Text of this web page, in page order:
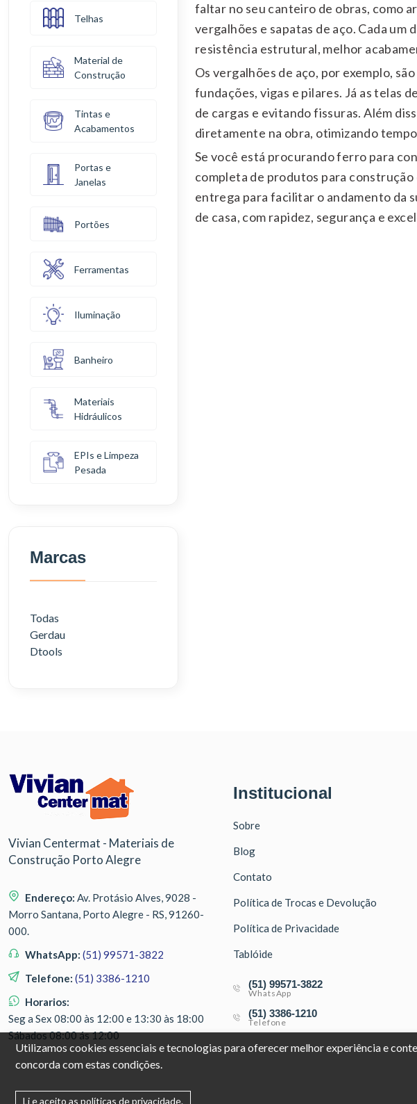
faltar no seu canteiro de obras, como
vergalhões e sapatas de aço. Cada
resistência estrutural, melhor
Os vergalhões de aço, por exemplo,
fundações, vigas e pilares. Já as telas
de cargas e evitando fissuras. Além
diretamente na obra, otimizando
Se você está procurando ferro para
completa de produtos para
entrega para facilitar o andamento da
de casa, com rapidez, segurança e
Telhas
Material de
Construção
Tintas e
Acabamentos
Portas e
Janelas
Portões
Ferramentas
Iluminação
Banheiro
Materiais
Hidráulicos
EPIs e Limpeza
Pesada
Marcas
Todas
Gerdau
Dtools
Vivian Centermat - Materiais de
Construção Porto Alegre
Endereço: Av. Protásio Alves, 9028 -
Morro Santana, Porto Alegre - RS, 91260-
000.
WhatsApp: (51) 99571-3822
Telefone: (51) 3386-1210
Horarios:
Seg a Sex 08:00 às 12:00 e 13:30 às 18:00
Sábados 08:00 ás 12:00
Institucional
Sobre
Blog
Contato
Política de Trocas e Devolução
Política de Privacidade
Tablóide
(51) 99571-3822
WhatsApp
(51) 3386-1210
Telefone
Utilizamos cookies essenciais e tecnologias para oferecer melhor experiência e
concorda com estas condições.
Li e aceito as políticas de privacidade.